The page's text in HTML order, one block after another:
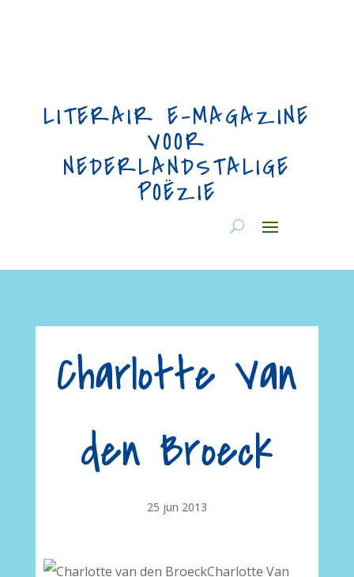
LITERAIR E-MAGAZINE
VOOR
NEDERLANDSTALIGE
POËZIE
Charlotte Van
den Broeck
25 jun 2013
Charlotte Van